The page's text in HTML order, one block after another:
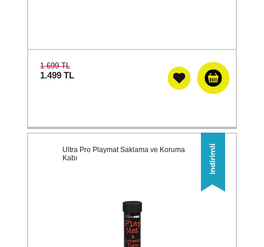
1.699 TL
1.499 TL
Ultra Pro Playmat Saklama ve Koruma
Kabı